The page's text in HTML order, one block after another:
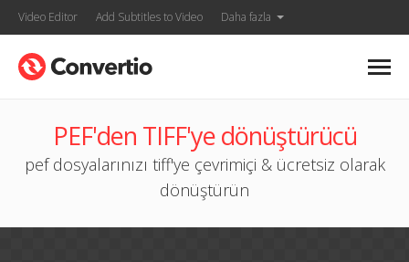
Video Editor Add Subtitles to Video Daha fazla
PEF'den TIFF'ye dönüştürücü
pef dosyalarınızı tiff'ye çevrimiçi & ücretsiz olarak
dönüştürün